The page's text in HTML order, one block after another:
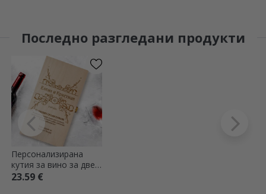
Последно разгледани продукти
Персонализирана
кутия за вино за две
бутилки - Послание за
23.59 €